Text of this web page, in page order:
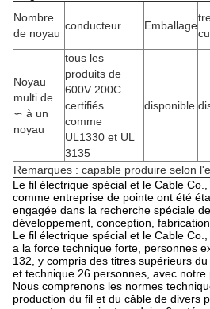
Nombre
de noyau
conducteur Emballage
Noyau
multi de
∽ à un
noyau
tous les
produits de
600V 200C
certifiés
comme
UL1330 et UL
3135
disponible
Remarques : capable produire selon
Le fil électrique spécial et le Cable
comme entreprise de pointe ont été
engagée dans la recherche spéciale
développement, conception, fabrication.
Le fil électrique spécial et le Cable
a la force technique forte, personnes
132, y compris des titres supérieurs
et technique 26 personnes, avec notre
Nous comprenons les normes
production du fil et du câble de divers